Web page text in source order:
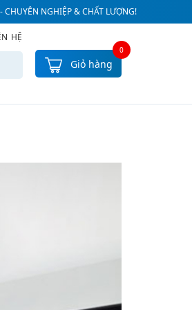
CHUYÊN NGHIỆP & CHẤT LƯỢNG!
HỆ
Giỏ hàng
0